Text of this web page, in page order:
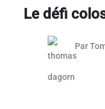
Le défi
Article réservé
Par